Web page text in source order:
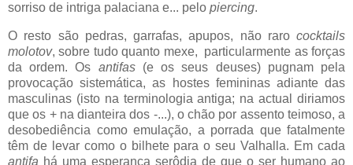
sorriso de intriga palaciana e... pelo piercing.
O resto são pedras, garrafas, apupos, não raro cocktails
molotov, sobre tudo quanto mexe, particularmente as forças
da ordem. Os antifas(e os seus deuses) pugnam pela
provocação sistemática, as hostes femininas adiante das
masculinas (isto na terminologia antiga; na actual diriamos
que os + na dianteira dos -...), o chão por assento teimoso, a
desobediência como emulação, a porrada que fatalmente
têm de levar como o bilhete para o seu Valhalla. Em cada
antifa há uma esperança serôdia de que o ser humano ao